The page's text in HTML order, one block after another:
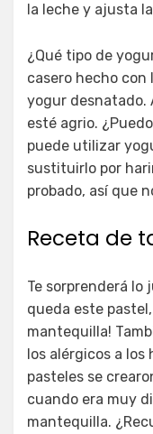
la leche y ajusta
¿Qué tipo de
casero hecho con
yogur desnatado.
esté agrio.
puede utilizar
sustituirlo por
probado, así que
Receta de
Te sorprenderá lo
queda este
mantequilla!
los alérgicos a los
pasteles se
cuando era muy
mantequilla.